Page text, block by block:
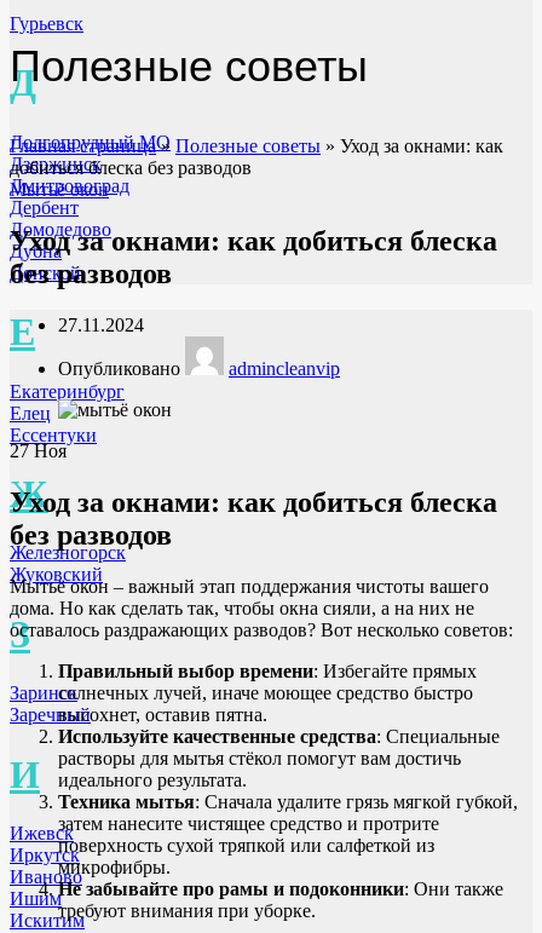
Гурьевск
Д
Долгопрудный МО
Дзержинск
Дмитровоград
Дербент
Домодедово
Дубна
Донской
Е
Екатеринбург
Елец
Ессентуки
Ж
Железногорск
Жуковский
З
Заринск
Заречный
И
Ижевск
Иркутск
Иваново
Ишим
Искитим
Полезные советы
Главная страница» Полезные советы » Уход за окнами: как
добиться блеска без разводов
Мытьё окон
Уход за окнами: как добиться блеска
без разводов
27.11.2024
Опубликовано admincleanvip
27Ноя
Уход за окнами: как добиться блеска
без разводов
Мытьё окон – важный этап поддержания чистоты вашего
дома. Но как сделать так, чтобы окна сияли, а на них не
оставалось раздражающих разводов? Вот несколько советов:
Правильный выбор времени: Избегайте прямых
солнечных лучей, иначе моющее средство быстро
высохнет, оставив пятна.
Используйте качественные средства: Специальные
растворы для мытья стёкол помогут вам достичь
идеального результата.
Техника мытья: Сначала удалите грязь мягкой губкой,
затем нанесите чистящее средство и протрите
поверхность сухой тряпкой или салфеткой из
микрофибры.
Не забывайте про рамы и подоконники: Они также
требуют внимания при уборке.